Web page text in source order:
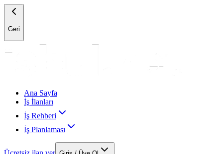
Geri
Ana Sayfa
İş İlanları
İş Rehberi
İş Planlaması